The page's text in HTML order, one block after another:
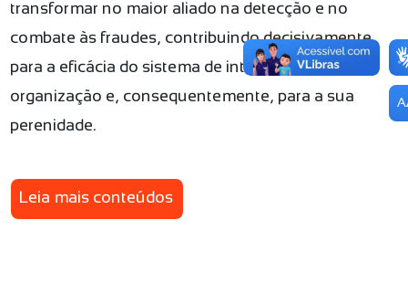
A
transformar no maior aliado na detecção e no
combate às fraudes, contribuindo decisivamente
para a eficácia do sistema de integridade da
organização e, consequentemente, para a sua
perenidade.
Leia mais conteúdos